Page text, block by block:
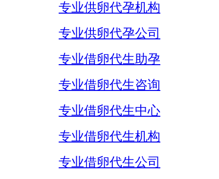
专业供卵代孕机构
专业供卵代孕公司
专业借卵代生助孕
专业借卵代生咨询
专业借卵代生中心
专业借卵代生机构
专业借卵代生公司